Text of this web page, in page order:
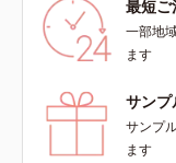
最短
一部地
ます
サンプ
サンプ
ます